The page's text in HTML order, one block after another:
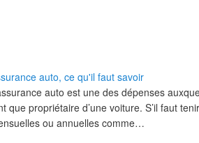
auto, ce qu'il faut savoir
auto est une des dépenses
que propriétaire d’une voiture. S’il faut
ou annuelles comme…